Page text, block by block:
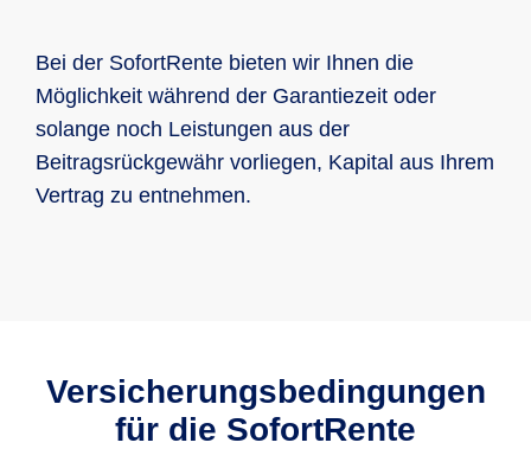
Bei der SofortRente bieten wir Ihnen die
Möglichkeit während der Garantiezeit oder
solange noch Leistungen aus der
Beitragsrückgewähr vorliegen, Kapital aus Ihrem
Vertrag zu entnehmen.
Versicherungsbedingungen
für die SofortRente